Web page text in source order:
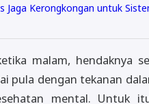
Jaga Kerongkongan untuk
malam, hendaknya
pula dengan tekanan
mental. Untuk